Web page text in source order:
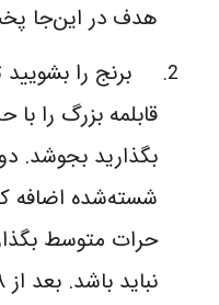
هدف در این‌جا
برنج را
بگذارید بجوشد.
حرات متوسط